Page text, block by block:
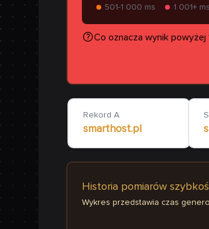
501-1 000 ms
1 001+ ms
Co oznacza wynik powyżej
Rekord A
smarthost.pl
Historia pomiarów
Wykres przedstawia czas